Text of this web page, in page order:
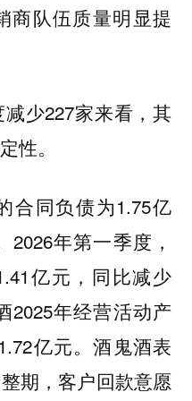
商队伍质量明显提
少227家来看，其
性。
合同负债为1.75亿
2026年第一季度，
亿元，同比减少
2025年经营活动产
亿元。酒鬼酒表
期，客户回款意愿